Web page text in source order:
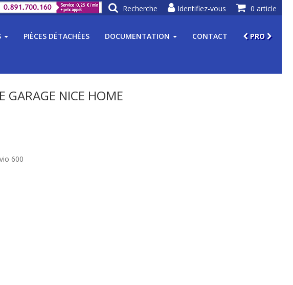
PIÈCES DÉTACHÉES DOCUMENTATION CONTACT PRO
GARAGE NICE HOME
600
0 article
Identifiez-vous
Recherche